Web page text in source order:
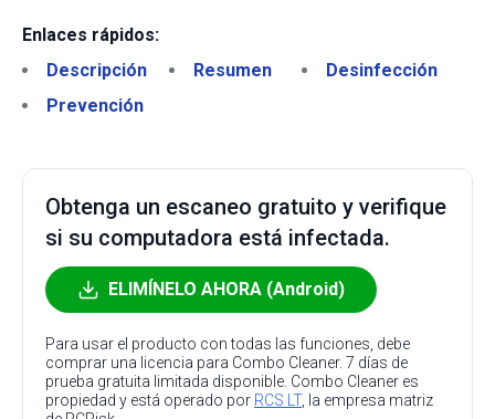
Enlaces rápidos:
Descripción
Resumen
Desinfección
Prevención
Obtenga un escaneo gratuito y verifique
si su computadora está infectada.
ELIMÍNELO AHORA (Android)
Para usar el producto con todas las funciones, debe
comprar una licencia para Combo Cleaner. 7 días de
prueba gratuita limitada disponible. Combo Cleaner es
propiedad y está operado por RCS LT, la empresa matriz